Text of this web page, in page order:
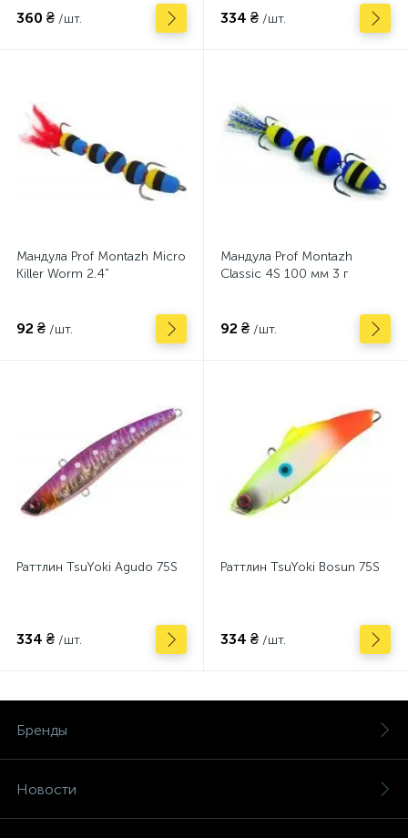
360 ₴ /шт. 334 ₴ /шт.
Мандула Prof Montazh Micro
Killer Worm 2.4"
92 ₴ /шт.
Мандула Prof Montazh
Classic 4S 100 мм 3 г
92 ₴ /шт.
Раттлин TsuYoki Agudo 75S
334 ₴ /шт.
Раттлин TsuYoki Bosun 75S
334 ₴ /шт.
Бренды
Новости